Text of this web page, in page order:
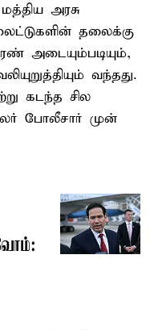
அரசு
தலைக்கு
அடையும்படியும்,
வந்தது.
கடந்த சில
போலீசார் முன்